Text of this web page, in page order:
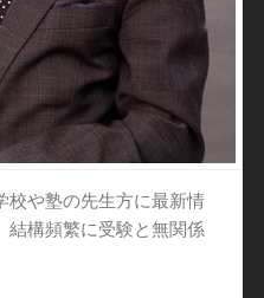
校や塾の先生方に最新情
結構頻繁に受験と無関係